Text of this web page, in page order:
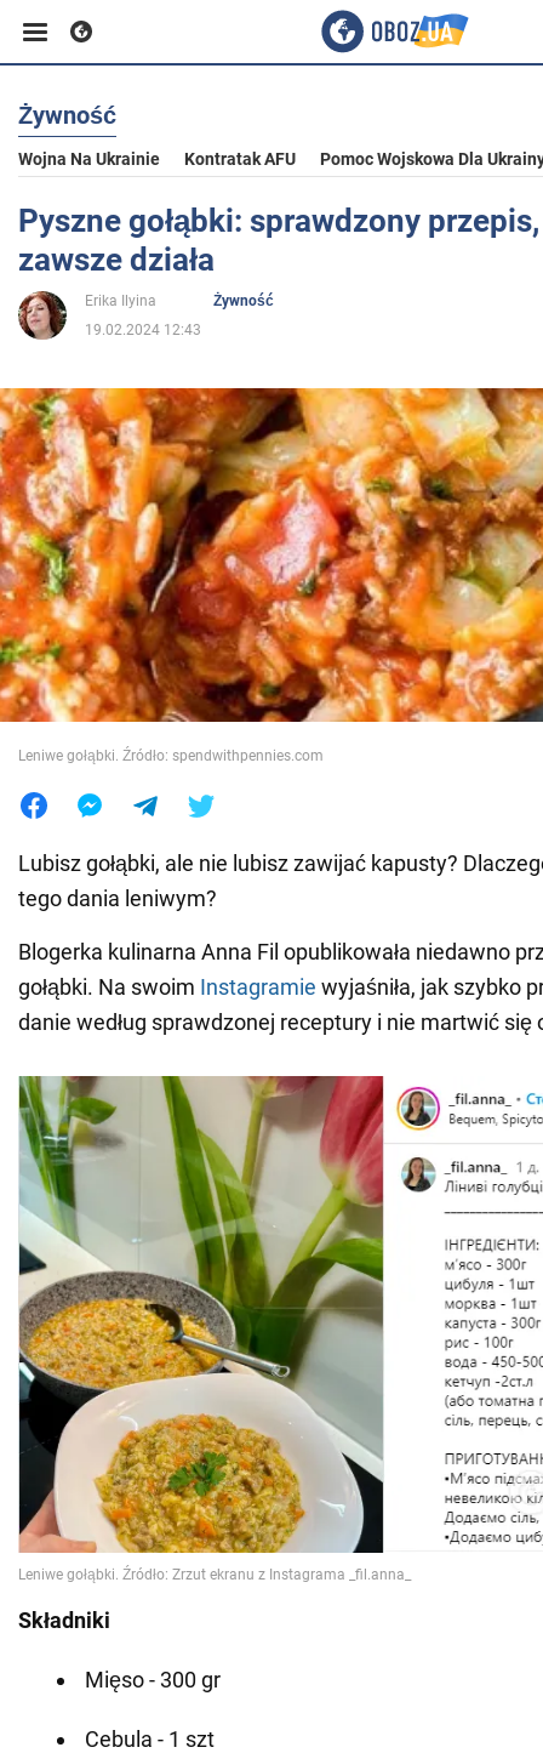
Biznes
Sport
Rozrywka
Polityka
Społeczeństwo
Wojna na Ukrainie
Świat
Jedzenie
Żywność
Wojna Na Ukrainie Kontratak AFU Pomoc Wojskowa Dla
Pyszne gołąbki: sprawdzony
zawsze działa
Erika Ilyina
Żywność
19.02.2024 12:43
Leniwe gołąbki. Źródło: spendwithpennies.com
Lubisz gołąbki, ale nie lubisz zawijać kapusty?
tego dania leniwym?
Blogerka kulinarna Anna Fil opublikowała niedawno
gołąbki. Na swoim Instagramie wyjaśniła, jak szybko
danie według sprawdzonej receptury i nie martwić się
Składniki
Mięso - 300 gr
Cebula - 1 szt